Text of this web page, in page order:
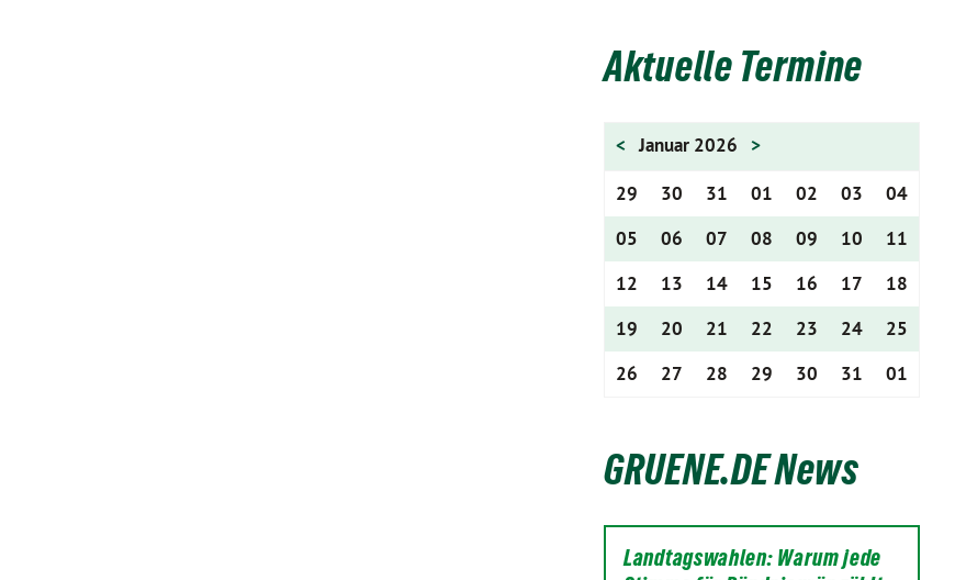
Aktuelle Termine
< Januar 2026 >
29
30 31 01 02 03
04
05
06 07 08 09 10
11
12
13 14 15 16 17
18
19
20 21 22 23 24
25
26
27 28 29 30 31 01
GRUENE.DE News
Landtagswahlen: Warum jede